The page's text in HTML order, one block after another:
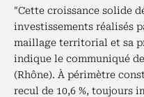
"Cette croissance solide
investissements réalisés
maillage territorial et sa
indique le communiqué
(Rhône). À périmètre
recul de 10,6 %, toujours